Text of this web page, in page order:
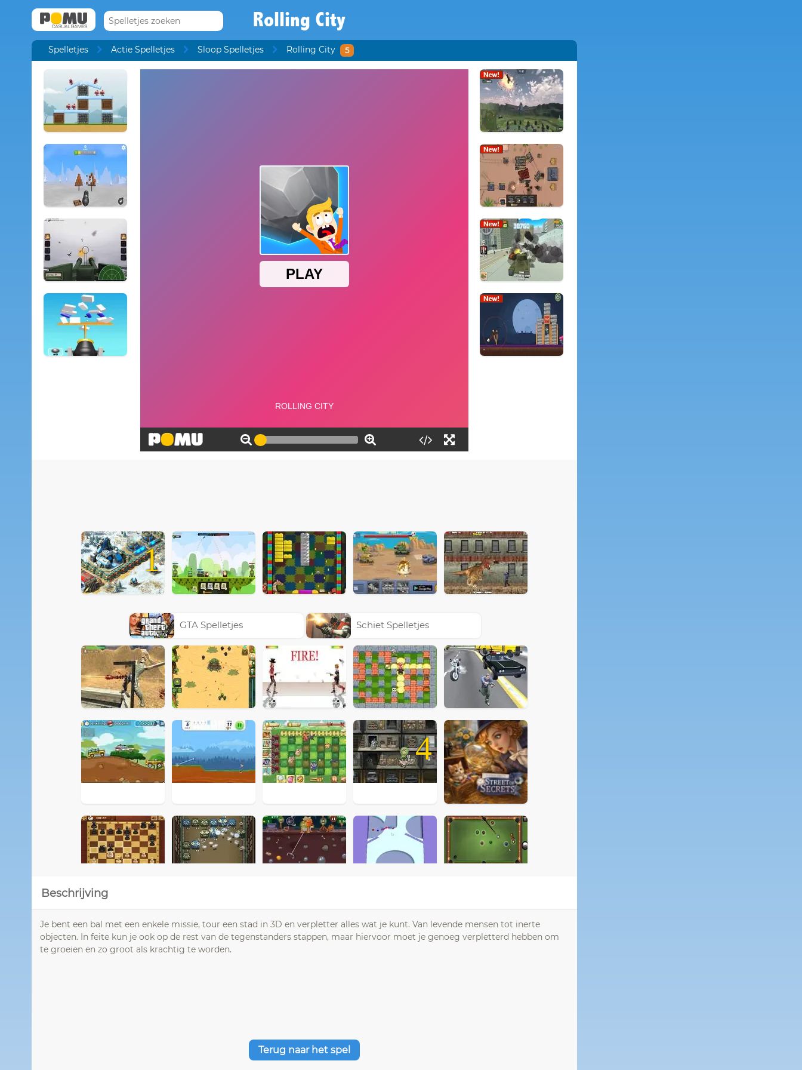
Rolling City
Spelletjes Actie Spelletjes Sloop Spelletjes Rolling City 5
1
GTA Spelletjes Schiet Spelletjes
4
Beschrijving
Je bent een bal met een enkele missie, tour een stad in 3D en verpletter alles wat je kunt. Van levende mensen tot inerte
objecten. In feite kun je ook op de rest van de tegenstanders stappen, maar hiervoor moet je genoeg verpletterd hebben om
te groeien en zo groot als krachtig te worden.
Terug naar het spel